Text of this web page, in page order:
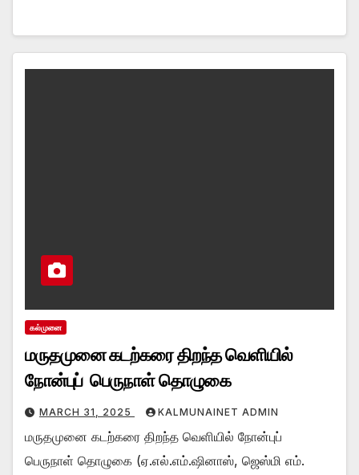
கல்முனை
மருதமுனை கடற்கரை திறந்த வெளியில்
நோன்புப் பெருநாள் தொழுகை
MARCH 31, 2025 KALMUNAINET ADMIN
மருதமுனை கடற்கரை திறந்த வெளியில் நோன்புப்
பெருநாள் தொழுகை (ஏ.எல்.எம்.ஷினாஸ், ஜெஸ்மி எம்.